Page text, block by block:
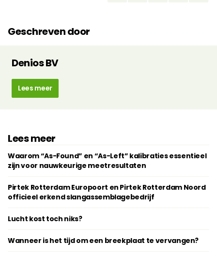
Geschreven door
Denios BV
Lees meer
Lees meer
Waarom “As-Found” en “As-Left” kalibraties essentieel
zijn voor nauwkeurige meetresultaten
Pirtek Rotterdam Europoort en Pirtek Rotterdam Noord
officieel erkend slangassemblagebedrijf
Lucht kost toch niks?
Wanneer is het tijd om een breekplaat te vervangen?